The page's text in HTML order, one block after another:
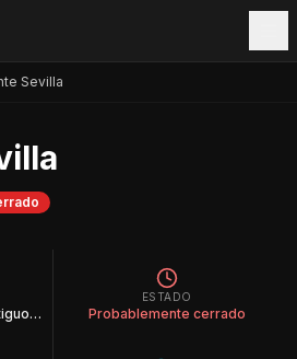
Sevilla
C. Sierpes, 48, Casco Antiguo, 41004 Sevilla
ESTADO
Probablemente cerrado